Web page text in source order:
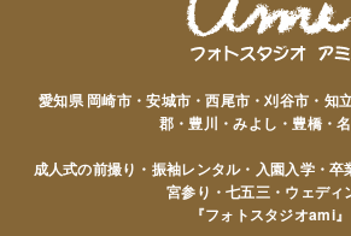
愛知県 岡崎市・安城市・西尾市・刈谷市・知
郡・豊川・みよし・豊橋・
成人式の前撮り・振袖レンタル・入園入学・
宮参り・七五三・ウェディ
『フォトスタジオami』